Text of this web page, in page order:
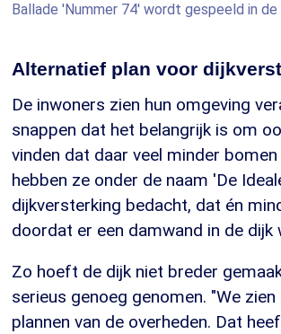
Ballade 'Nummer 74' wordt gespeeld in de
Alternatief plan voor
De inwoners zien hun omgeving
snappen dat het belangrijk is om
vinden dat daar veel minder
hebben ze onder de naam 'De
dijkversterking bedacht, dat én
doordat er een damwand in de
Zo hoeft de dijk niet breder
serieus genoeg genomen. "We
plannen van de overheden. Dat